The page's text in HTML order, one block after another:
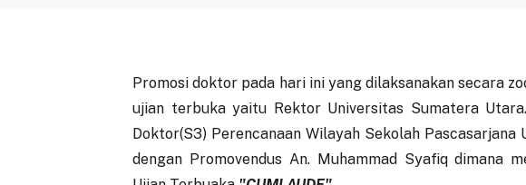
Promosi doktor pada hari ini yang dilaksanakan secara
ujian terbuka yaitu Rektor Universitas Sumatera
Doktor(S3) Perencanaan Wilayah Sekolah
dengan Promovendus An. Muhammad Syafiq dimana